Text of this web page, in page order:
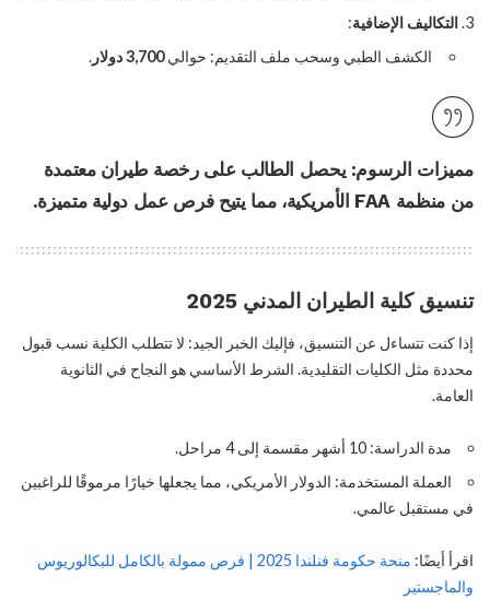
التكاليف الإضافية:
الكشف الطبي وسحب ملف التقديم: حوالي3,700 دولار .
مميزات الرسوم: يحصل الطالب على رخصة طيران معتمدة
من منظمة FAA الأمريكية، مما يتيح فرص عمل دولية متميزة.
تنسيق كلية الطيران المدني 2025
إذا كنت تتساءل عن التنسيق، فإليك الخبر الجيد: لا تتطلب الكلية نسب قبول
محددة مثل الكليات التقليدية. الشرط الأساسي هو النجاح في الثانوية
العامة.
مدة الدراسة: 10 أشهر مقسمة إلى 4 مراحل.
العملة المستخدمة: الدولار الأمريكي، مما يجعلها خيارًا مرموقًا للراغبين
في مستقبل عالمي.
اقرأ أيضًا:
منحة حكومة فنلندا 2025 | فرص ممولة بالكامل للبكالوريوس
والماجستير